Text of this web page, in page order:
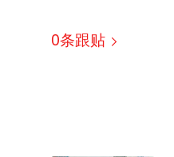
0条跟贴